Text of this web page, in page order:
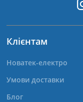
Клієнтам
Новатек-електро
Умови доставки
Блог